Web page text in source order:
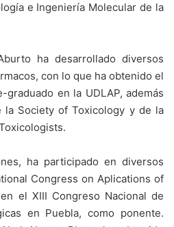
e Ingeniería Molecular de la
ha desarrollado diversos
con lo que ha obtenido el
en la UDLAP, además
la Society of Toxicology y de la
ha participado en diversos
Congress on Aplications of
el XIII Congreso Nacional de
en Puebla, como ponente.